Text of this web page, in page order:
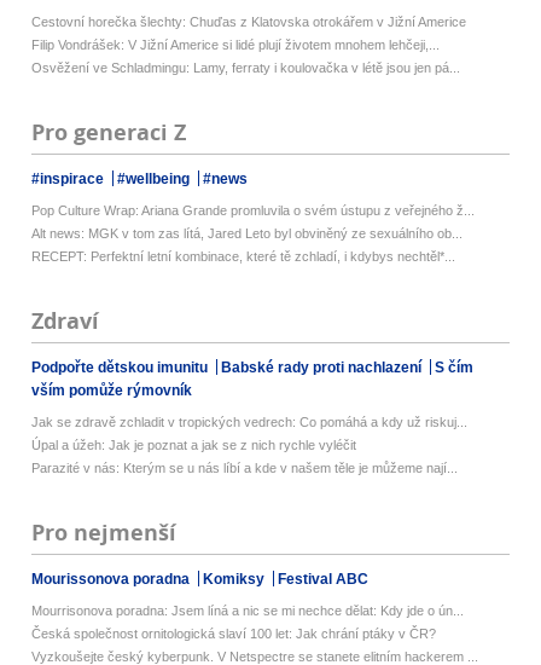
Cestovní horečka šlechty: Chuďas z Klatovska otrokářem v Jižní Americe
Filip Vondrášek: V Jižní Americe si lidé plují životem mnohem lehčeji,...
Osvěžení ve Schladmingu: Lamy, ferraty i koulovačka v létě jsou jen pá...
Pro generaci Z
#inspirace #wellbeing #news
Pop Culture Wrap: Ariana Grande promluvila o svém ústupu z veřejného ž...
Alt news: MGK v tom zas lítá, Jared Leto byl obviněný ze sexuálního ob...
RECEPT: Perfektní letní kombinace, které tě zchladí, i kdybys nechtěl*...
Zdraví
Podpořte dětskou imunitu Babské rady proti nachlazení
S čím
vším pomůže rýmovník
Jak se zdravě zchladit v tropických vedrech: Co pomáhá a kdy už riskuj...
Úpal a úžeh: Jak je poznat a jak se z nich rychle vyléčit
Parazité v nás: Kterým se u nás líbí a kde v našem těle je můžeme nají...
Pro nejmenší
Mourissonova poradna Komiksy Festival ABC
Mourrisonova poradna: Jsem líná a nic se mi nechce dělat: Kdy jde o ún...
Česká společnost ornitologická slaví 100 let: Jak chrání ptáky v ČR?
Vyzkoušejte český kyberpunk. V Netspectre se stanete elitním hackerem ...